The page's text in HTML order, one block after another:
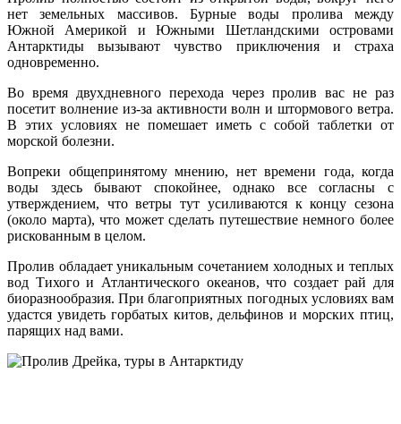
нет земельных массивов. Бурные воды пролива между
Южной Америкой и Южными Шетландскими островами
Антарктиды вызывают чувство приключения и страха
одновременно.
Во время двухдневного перехода через пролив вас не раз
посетит волнение из-за активности волн и штормового ветра.
В этих условиях не помешает иметь с собой таблетки от
морской болезни.
Вопреки общепринятому мнению, нет времени года, когда
воды здесь бывают спокойнее, однако все согласны с
утверждением, что ветры тут усиливаются к концу сезона
(около марта), что может сделать путешествие немного более
рискованным в целом.
Пролив обладает уникальным сочетанием холодных и теплых
вод Тихого и Атлантического океанов, что создает рай для
биоразнообразия. При благоприятных погодных условиях вам
удастся увидеть горбатых китов, дельфинов и морских птиц,
парящих над вами.